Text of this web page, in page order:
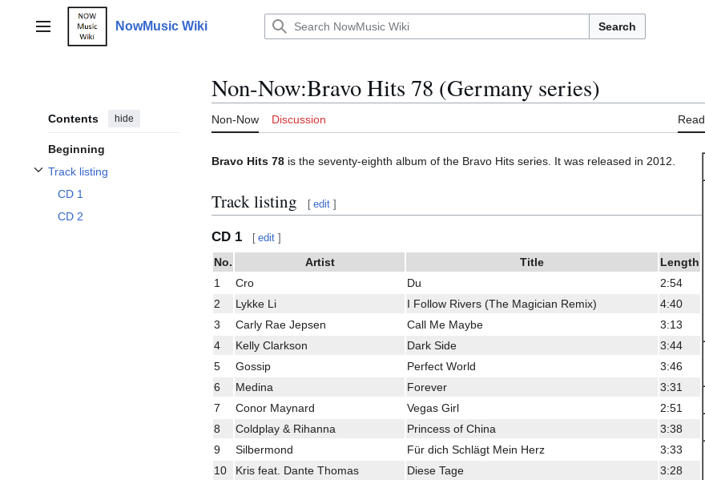
contentMain menu NowMusic Wiki Search
Contents hide
Beginning
Track listing
Toggle Track listing subsection
CD 1
CD 2
Non-Now:Bravo Hits 78 (Germany series)
Non-Now Discussion Read
Bravo Hits 78 is the seventy-eighth album of the Bravo Hits series. It was released in 2012.
Track listing [ edit ]
CD 1 [ edit ]
No. Artist Title
Length
1
Cro Du
2:54
2
Lykke Li I Follow Rivers (The Magician Remix)
4:40
3
Carly Rae Jepsen Call Me Maybe
3:13
4
Kelly Clarkson Dark Side
3:44
5
Gossip Perfect World
3:46
6
Medina Forever
3:31
7
Conor Maynard Vegas Girl
2:51
8
Coldplay & Rihanna Princess of China
3:38
9
Silbermond Für dich Schlägt Mein Herz
3:33
10
Kris feat. Dante Thomas Diese Tage
3:28